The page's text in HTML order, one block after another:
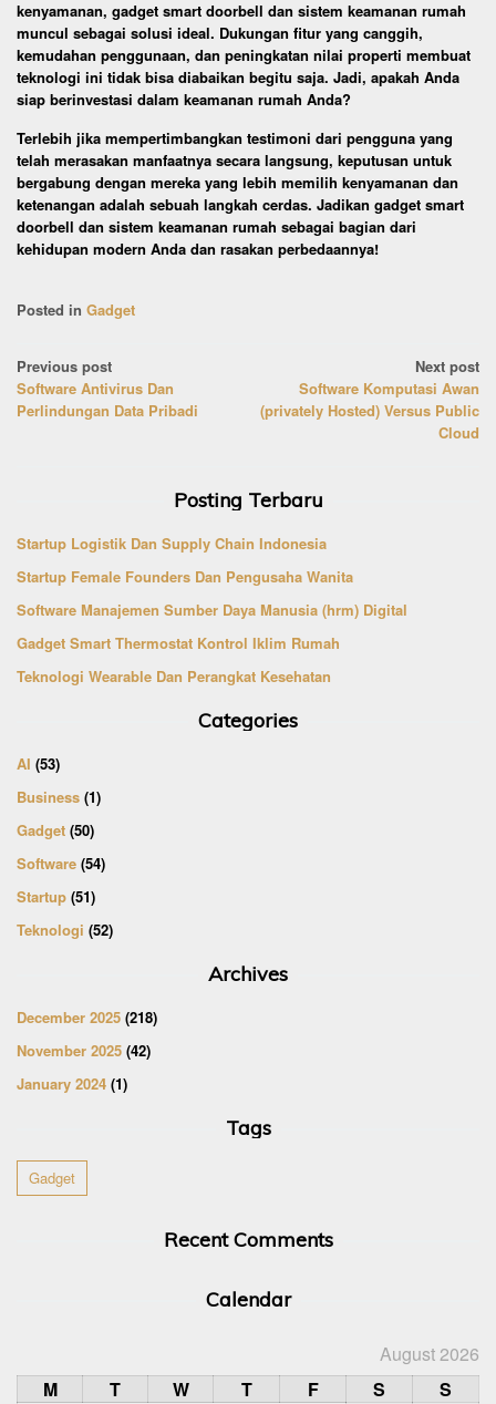
kenyamanan, gadget smart doorbell dan sistem keamanan rumah
muncul sebagai solusi ideal. Dukungan fitur yang canggih,
kemudahan penggunaan, dan peningkatan nilai properti membuat
teknologi ini tidak bisa diabaikan begitu saja. Jadi, apakah Anda
siap berinvestasi dalam keamanan rumah Anda?
Terlebih jika mempertimbangkan testimoni dari pengguna yang
telah merasakan manfaatnya secara langsung, keputusan untuk
bergabung dengan mereka yang lebih memilih kenyamanan dan
ketenangan adalah sebuah langkah cerdas. Jadikan gadget smart
doorbell dan sistem keamanan rumah sebagai bagian dari
kehidupan modern Anda dan rasakan perbedaannya!
Posted in Gadget
Post
navigation
Previous post
Software Antivirus Dan
Perlindungan Data Pribadi
Next post
Software Komputasi Awan
(privately Hosted) Versus Public
Cloud
Posting Terbaru
Startup Logistik Dan Supply Chain Indonesia
Startup Female Founders Dan Pengusaha Wanita
Software Manajemen Sumber Daya Manusia (hrm) Digital
Gadget Smart Thermostat Kontrol Iklim Rumah
Teknologi Wearable Dan Perangkat Kesehatan
Categories
AI (53)
Business (1)
Gadget (50)
Software (54)
Startup (51)
Teknologi (52)
Archives
December 2025 (218)
November 2025 (42)
January 2024 (1)
Tags
Gadget
Recent Comments
Calendar
August 2026
M
T W T F S
S